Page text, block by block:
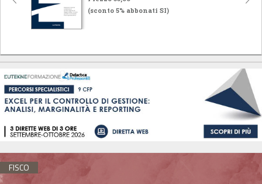
(sconto 5% abbonati SI)
FISCO